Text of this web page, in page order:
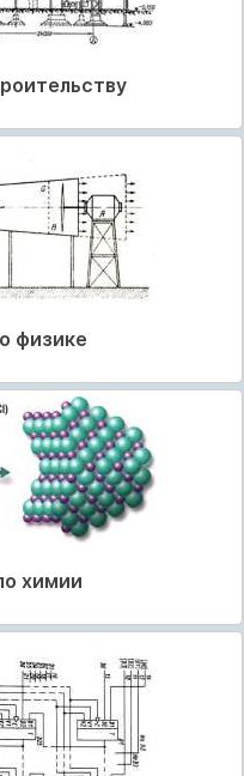
физике
химии